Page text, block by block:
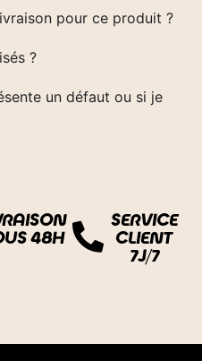
pour ce produit ?
?
un défaut ou si je
48H
SERVICE
CLIENT
7J/7